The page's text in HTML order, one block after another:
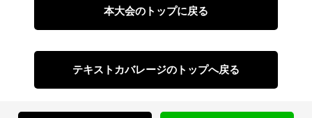
本大会のトップに戻る
テキストカバレージのトップへ戻る